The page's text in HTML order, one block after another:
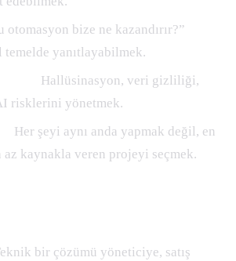
otomasyon bize ne kazandırır?”
temelde yanıtlayabilmek.
Hallüsinasyon, veri gizliliği,
risklerini yönetmek.
Her şeyi aynı anda yapmak değil, en
kaynakla veren projeyi seçmek.
bir çözümü yöneticiye, satış